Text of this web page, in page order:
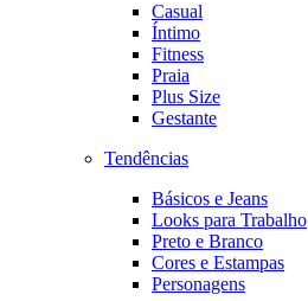
Casual
Íntimo
Fitness
Praia
Plus Size
Gestante
Tendências
Básicos e Jeans
Looks para Trabalho
Preto e Branco
Cores e Estampas
Personagens